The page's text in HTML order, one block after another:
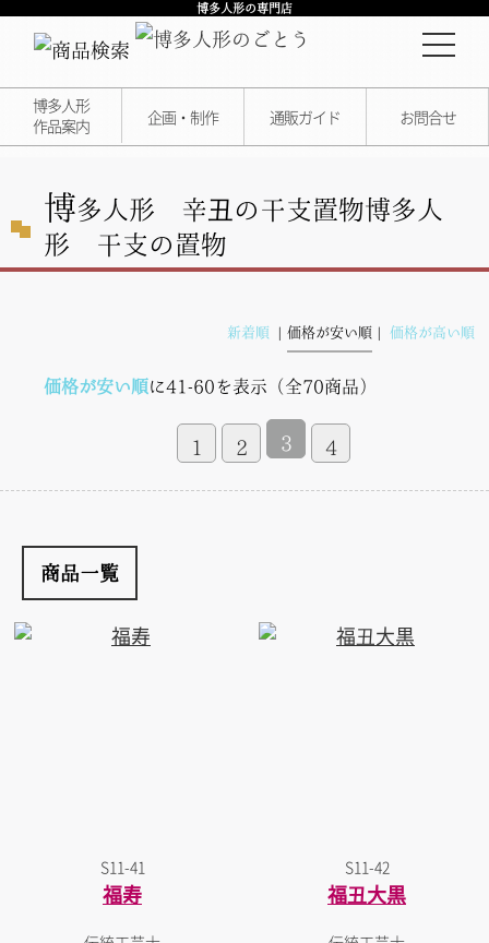
博多人形の専門店
博多人形
作品案内
企画・制作 通販ガイド お問合せ
博多人形 辛丑の干支置物博多人
形 干支の置物
新着順 価格が安い順 価格が高い順
価格が安い順に41-60を表示（全70商品）
1 2 3 4
商品一覧
S11-41
福寿
S11-42
福丑大黒